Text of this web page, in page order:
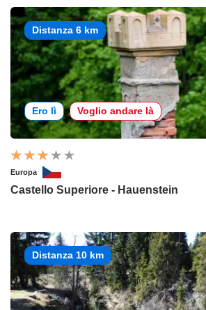
Distanza 6 km
Ero lì Voglio andare là
Europa
Castello Superiore - Hauenstein
Distanza 10 km